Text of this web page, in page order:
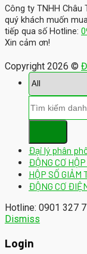
Công ty TNHH Châu
quý khách muốn
tiếp qua số Hotline:
Xin cảm ơn!
Copyright 2026 ©
Đại lý phân
ĐỘNG CƠ
HỘP SỐ GIẢM
ĐỘNG CƠ
Hotline: 0901 327
Dismiss
Login